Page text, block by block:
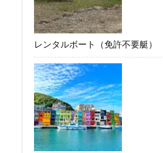
レンタルボート（免許不要艇）